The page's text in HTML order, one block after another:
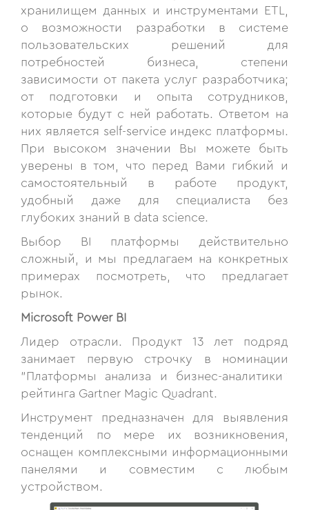
хранилищем данных и инструментами ETL,
о возможности разработки в системе
пользовательских решений для
потребностей бизнеса, степени
зависимости от пакета услуг разработчика;
от подготовки и опыта сотрудников,
которые будут с ней работать. Ответом на
них является self-service индекс платформы.
При высоком значении Вы можете быть
уверены в том, что перед Вами гибкий и
самостоятельный в работе продукт,
удобный даже для специалиста без
глубоких знаний в data science.
Выбор BI платформы действительно
сложный, и мы предлагаем на конкретных
примерах посмотреть, что предлагает
рынок.
Microsoft Power BI
Лидер отрасли. Продукт 13 лет подряд
занимает первую строчку в номинации
”Платформы анализа и бизнес-аналитики“
рейтинга Gartner Magic Quadrant.
Инструмент предназначен для выявления
тенденций по мере их возникновения,
оснащен комплексными информационными
панелями и совместим с любым
устройством.